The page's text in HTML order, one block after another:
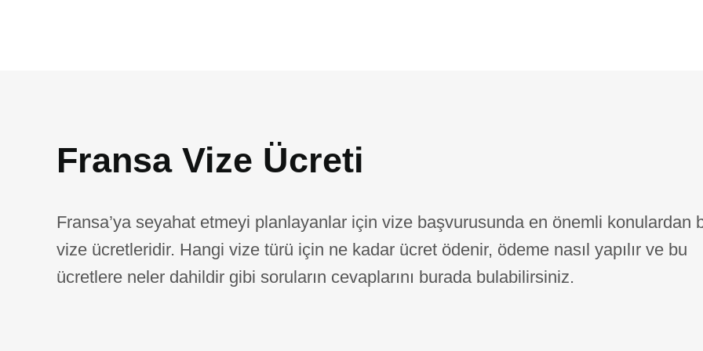
Fransa Vize Ücreti
Fransa’ya seyahat etmeyi planlayanlar için vize başvurusunda en önemli konulardan
vize ücretleridir. Hangi vize türü için ne kadar ücret ödenir, ödeme nasıl yapılır ve bu
ücretlere neler dahildir gibi soruların cevaplarını burada bulabilirsiniz.